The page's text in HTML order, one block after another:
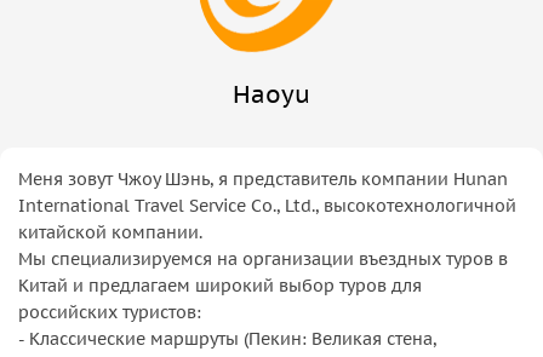
Haoyu
Меня зовут Чжоу Шэнь, я представитель компании Hunan
International Travel Service Co., Ltd., высокотехнологичной
китайской компании.
Мы специализируемся на организации въездных туров в
Китай и предлагаем широкий выбор туров для
российских туристов:
- Классические маршруты (Пекин: Великая стена,